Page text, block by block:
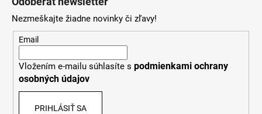
Nezmeškajte žiadne novinky či zľavy!
Email
Vložením e-mailu súhlasíte s podmienkami ochrany
osobných údajov
PRIHLÁSIŤ SA